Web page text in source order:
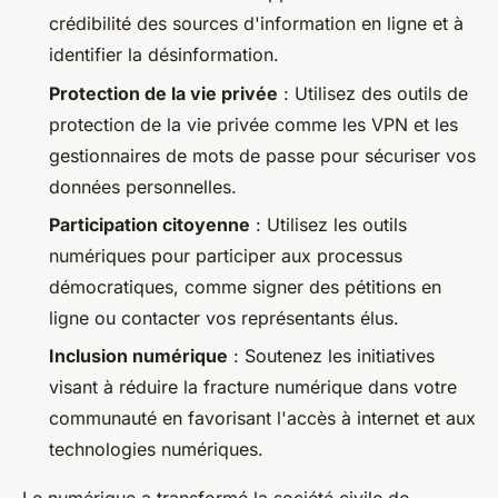
crédibilité des sources d'information en ligne et à
identifier la désinformation.
Protection de la vie privée : Utilisez des outils de
protection de la vie privée comme les VPN et les
gestionnaires de mots de passe pour sécuriser vos
données personnelles.
Participation citoyenne : Utilisez les outils
numériques pour participer aux processus
démocratiques, comme signer des pétitions en
ligne ou contacter vos représentants élus.
Inclusion numérique : Soutenez les initiatives
visant à réduire la fracture numérique dans votre
communauté en favorisant l'accès à internet et aux
technologies numériques.